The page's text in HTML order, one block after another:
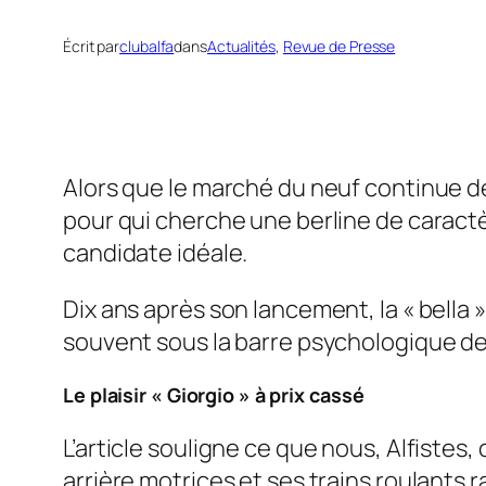
Écrit parclubalfadansActualités, Revue de Presse
Alors que le marché du neuf continue
pour qui cherche une berline de
candidate idéale.
Dix ans après son lancement, la «
souvent sous la barre psychologique
Le plaisir « Giorgio » à prix cassé
L’article souligne ce que nous,